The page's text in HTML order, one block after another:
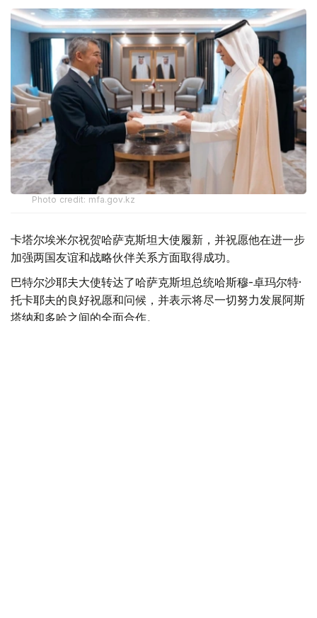
Photo credit: mfa.gov.kz
卡塔尔埃米尔祝贺哈萨克斯坦大使履新，并祝愿他在进一步
加强两国友谊和战略伙伴关系方面取得成功。
巴特尔沙耶夫大使转达了哈萨克斯坦总统哈斯穆-卓玛尔特·
托卡耶夫的良好祝愿和问候，并表示将尽一切努力发展阿斯
塔纳和多哈之间的全面合作。